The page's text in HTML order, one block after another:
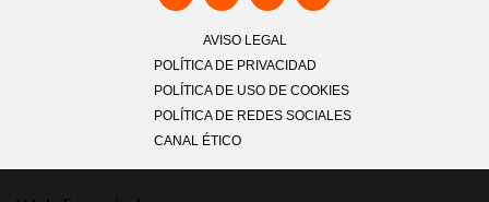
AVISO LEGAL
POLÍTICA DE PRIVACIDAD
POLÍTICA DE USO DE COOKIES
POLÍTICA DE REDES SOCIALES
CANAL ÉTICO